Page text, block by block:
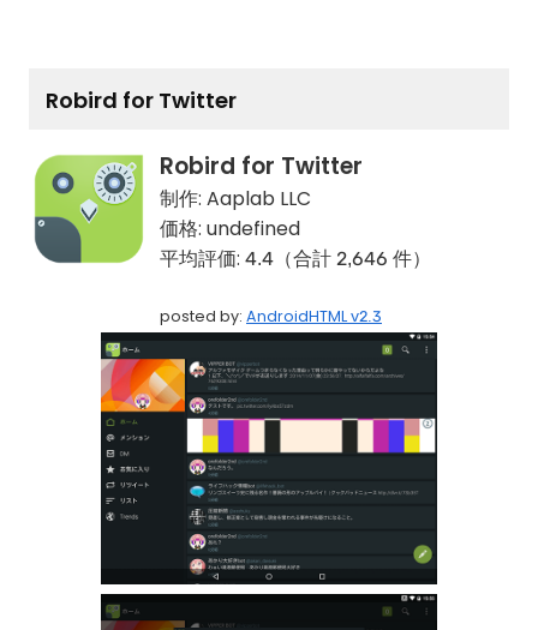
Robird for Twitter
Robird for Twitter
制作: Aaplab LLC
価格: undefined
平均評価: 4.4（合計 2,646 件）
posted by: AndroidHTML v2.3